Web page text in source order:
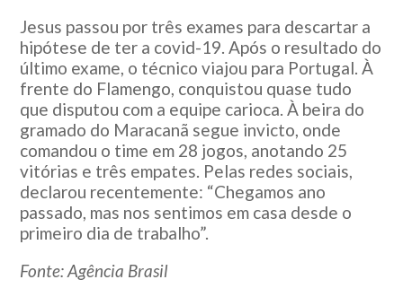
Jesus passou por três exames para descartar a
hipótese de ter a covid-19. Após o resultado do
último exame, o técnico viajou para Portugal. À
frente do Flamengo, conquistou quase tudo
que disputou com a equipe carioca. À beira do
gramado do Maracanã segue invicto, onde
comandou o time em 28 jogos, anotando 25
vitórias e três empates. Pelas redes sociais,
declarou recentemente: “Chegamos ano
passado, mas nos sentimos em casa desde o
primeiro dia de trabalho”.
Fonte: Agência Brasil